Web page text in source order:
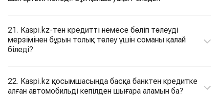
21. Kaspi.kz-тен кредитті немесе бөліп төлеуді
мерзімінен бұрын толық төлеу үшін соманы қалай
біледі?
22. Kaspi.kz қосымшасында басқа банктен кредитке
алған автомобильді кепілден шығара аламын ба?